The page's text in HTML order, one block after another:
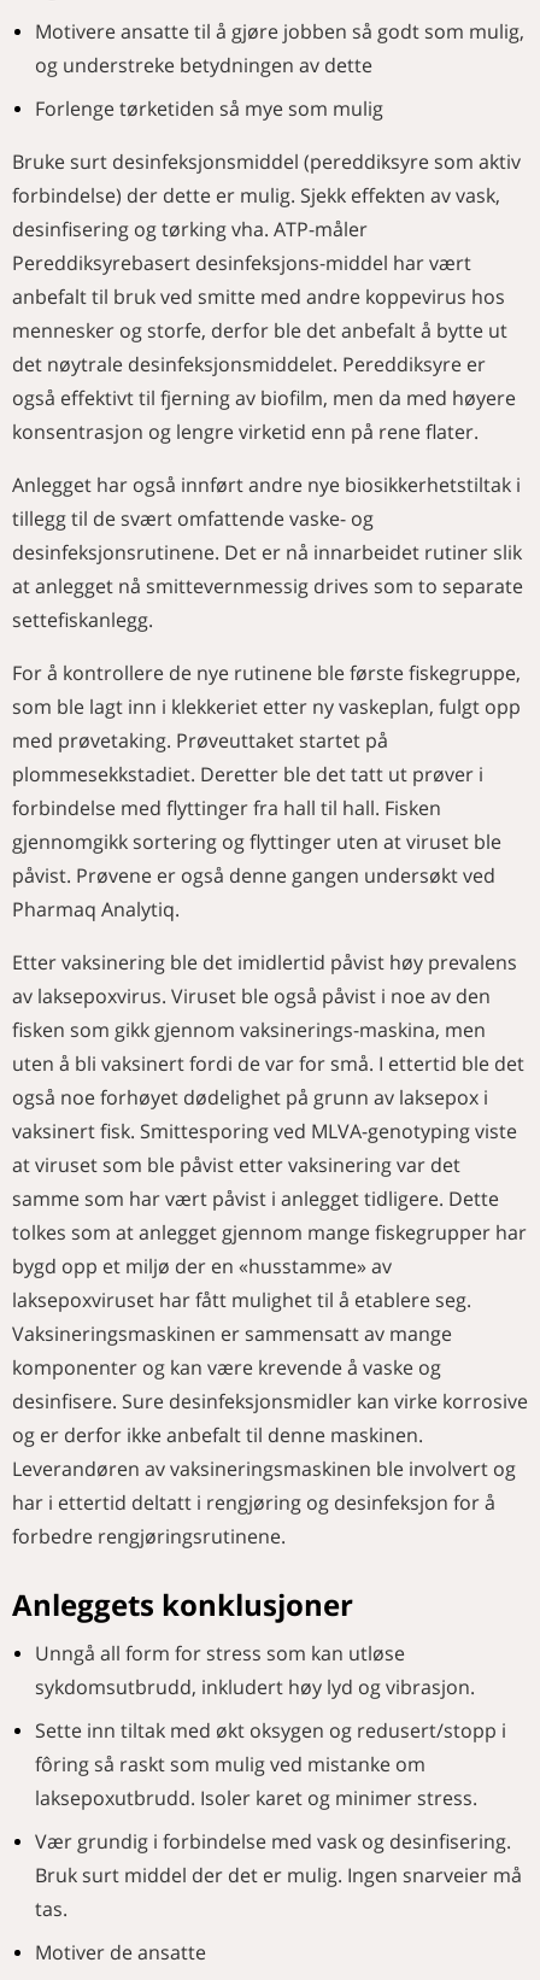
Motivere ansatte til å gjøre jobben så godt som mulig,
og understreke betydningen av dette
Forlenge tørketiden så mye som mulig
Bruke surt desinfeksjonsmiddel (pereddiksyre som aktiv
forbindelse) der dette er mulig. Sjekk effekten av vask,
desinfisering og tørking vha. ATP-måler
Pereddiksyrebasert desinfeksjons-middel har vært
anbefalt til bruk ved smitte med andre koppevirus hos
mennesker og storfe, derfor ble det anbefalt å bytte ut
det nøytrale desinfeksjonsmiddelet. Pereddiksyre er
også effektivt til fjerning av biofilm, men da med høyere
konsentrasjon og lengre virketid enn på rene flater.
Anlegget har også innført andre nye biosikkerhetstiltak i
tillegg til de svært omfattende vaske- og
desinfeksjonsrutinene. Det er nå innarbeidet rutiner slik
at anlegget nå smittevernmessig drives som to separate
settefiskanlegg.
For å kontrollere de nye rutinene ble første fiskegruppe,
som ble lagt inn i klekkeriet etter ny vaskeplan, fulgt opp
med prøvetaking. Prøveuttaket startet på
plommesekkstadiet. Deretter ble det tatt ut prøver i
forbindelse med flyttinger fra hall til hall. Fisken
gjennomgikk sortering og flyttinger uten at viruset ble
påvist. Prøvene er også denne gangen undersøkt ved
Pharmaq Analytiq.
Etter vaksinering ble det imidlertid påvist høy prevalens
av laksepoxvirus. Viruset ble også påvist i noe av den
fisken som gikk gjennom vaksinerings-maskina, men
uten å bli vaksinert fordi de var for små. I ettertid ble det
også noe forhøyet dødelighet på grunn av laksepox i
vaksinert fisk. Smittesporing ved MLVA-genotyping viste
at viruset som ble påvist etter vaksinering var det
samme som har vært påvist i anlegget tidligere. Dette
tolkes som at anlegget gjennom mange fiskegrupper har
bygd opp et miljø der en «husstamme» av
laksepoxviruset har fått mulighet til å etablere seg.
Vaksineringsmaskinen er sammensatt av mange
komponenter og kan være krevende å vaske og
desinfisere. Sure desinfeksjonsmidler kan virke korrosive
og er derfor ikke anbefalt til denne maskinen.
Leverandøren av vaksineringsmaskinen ble involvert og
har i ettertid deltatt i rengjøring og desinfeksjon for å
forbedre rengjøringsrutinene.
Anleggets konklusjoner
Unngå all form for stress som kan utløse
sykdomsutbrudd, inkludert høy lyd og vibrasjon.
Sette inn tiltak med økt oksygen og redusert/stopp i
fôring så raskt som mulig ved mistanke om
laksepoxutbrudd. Isoler karet og minimer stress.
Vær grundig i forbindelse med vask og desinfisering.
Bruk surt middel der det er mulig. Ingen snarveier må
tas.
Motiver de ansatte